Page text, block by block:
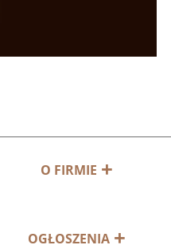
O FIRMIE
OGŁOSZENIA